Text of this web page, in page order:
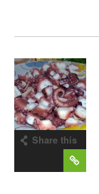
Share this